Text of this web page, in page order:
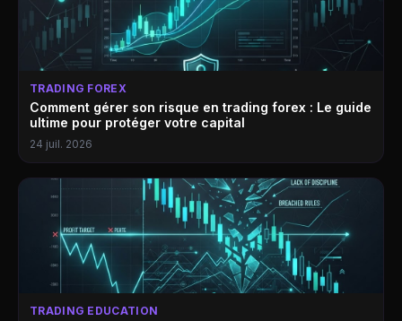
TRADING FOREX
Comment gérer son risque en trading forex : Le guide
ultime pour protéger votre capital
24 juil. 2026
TRADING EDUCATION